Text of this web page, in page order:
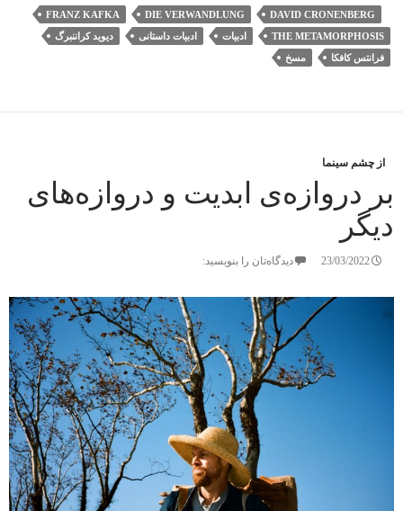
DAVID CRONENBERG
DIE VERWANDLUNG
FRANZ KAFKA
THE METAMORPHOSIS
ادبیات ادبیات داستانی
دیوید کراننبرگ
فرانتس کافکا
مسخ
از چشم سینما
بر دروازه‌ی ابدیت و دروازه‌های
دیگر
23/03/2022 دیدگاه‌تان را بنویسید: